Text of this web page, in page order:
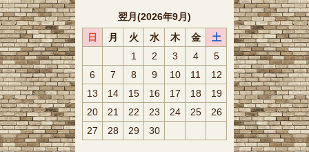
翌月(2026年9月)
日
月 火 水 木 金
土
1
2 3 4
5
6
7 8 9 10 11
12
13
14 15 16 17 18
19
20
21 22 23 24 25
26
27
28 29 30